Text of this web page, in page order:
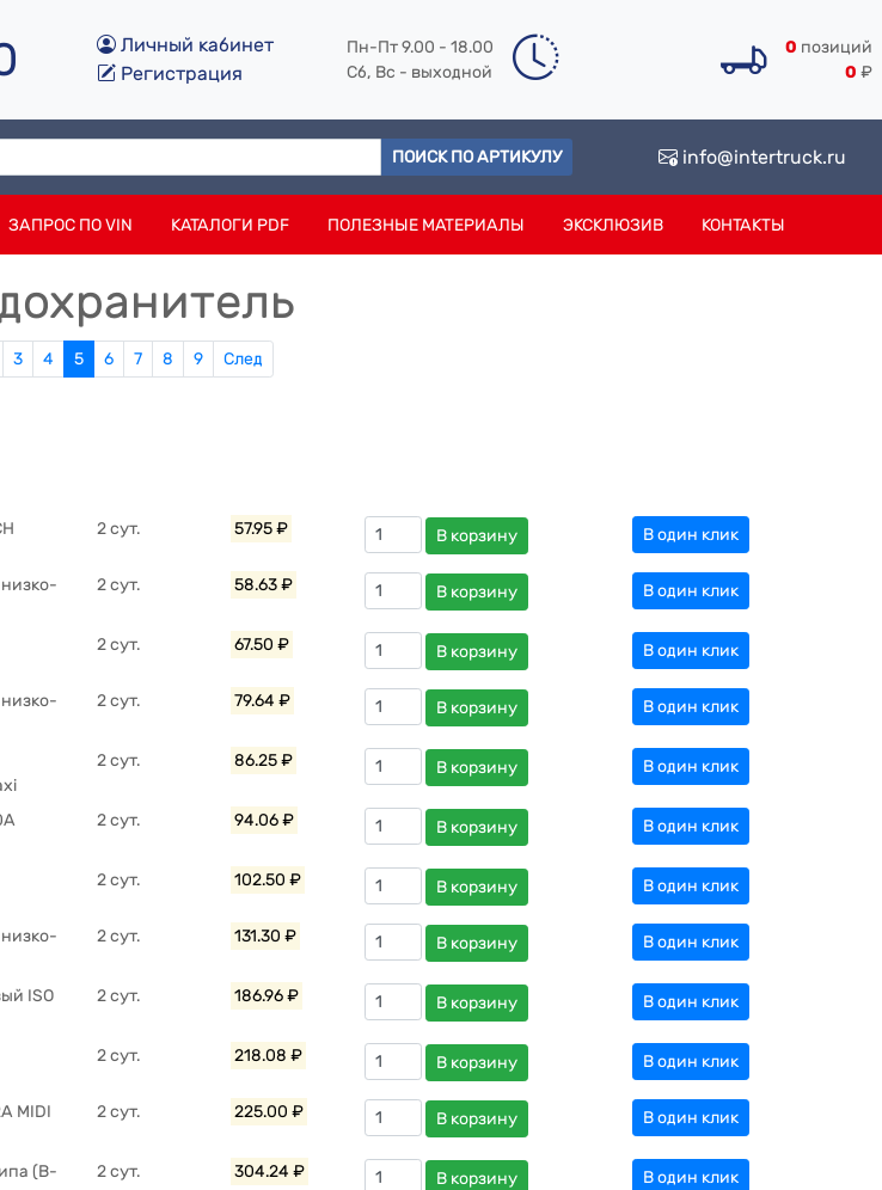
Личный кабинет
Регистрация
Пн-Пт 9.00 - 18.00
Сб, Вс - выходной
0 позиций
0 ₽
ПОИСК ПО АРТИКУЛУ info@intertruck.ru
ЗАПРОС ПО VIN КАТАЛОГИ PDF ПОЛЕЗНЫЕ МАТЕРИАЛЫ ЭКСКЛЮЗИВ КОНТАКТЫ
3 4 5 6 7 8 9 След
2 сут. 57.95 ₽ В корзину В один клик
низко-
2 сут. 58.63 ₽ В корзину В один клик
2 сут. 67.50 ₽ В корзину В один клик
низко-
2 сут. 79.64 ₽ В корзину В один клик
2 сут. 86.25 ₽ В корзину В один клик
2 сут. 94.06 ₽ В корзину В один клик
2 сут. 102.50 ₽ В корзину В один клик
низко-
2 сут. 131.30 ₽ В корзину В один клик
ISO
2 сут. 186.96 ₽ В корзину В один клик
2 сут. 218.08 ₽ В корзину В один клик
MIDI
2 сут. 225.00 ₽ В корзину В один клик
(B-
2 сут. 304.24 ₽ В корзину В один клик